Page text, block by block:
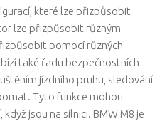
které lze přizpůsobit
lze přizpůsobit různým
pomocí různých
také řadu bezpečnostních
jízdního pruhu, sledování
Tyto funkce mohou
jsou na silnici. BMW M8 je